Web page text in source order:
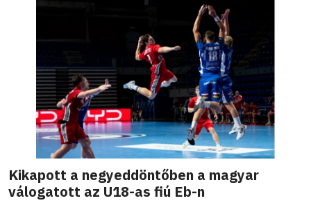
Kikapott a negyeddöntőben a magyar
válogatott az U18-as fiú Eb-n